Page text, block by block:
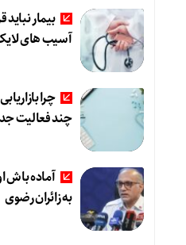
بیمار
آسیب های
چرا
چند فعالیت
آماده باش
به زائران رضوی